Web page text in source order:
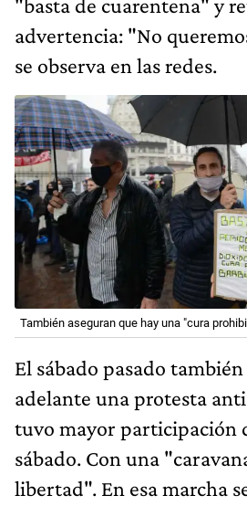
"basta de cuarentena" y
advertencia: "No
se observa en las redes.
También aseguran que hay una "cura
El sábado pasado
adelante una protesta
tuvo mayor participación
sábado. Con una
libertad". En esa marcha